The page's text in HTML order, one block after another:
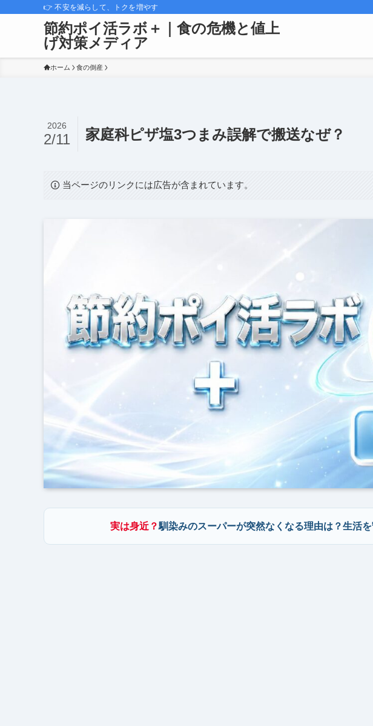
👉 不安を減らして、トクを増やす
節約ポイ活ラボ＋｜食の危機と値上
げ対策メディア
ホーム 食の倒産
家庭科ピザ塩3つまみ誤解で搬送なぜ？
2026
2/11
当ページのリンクには広告が含まれています。
実は身近？馴染みのスーパーが突然なくなる理由は？生活